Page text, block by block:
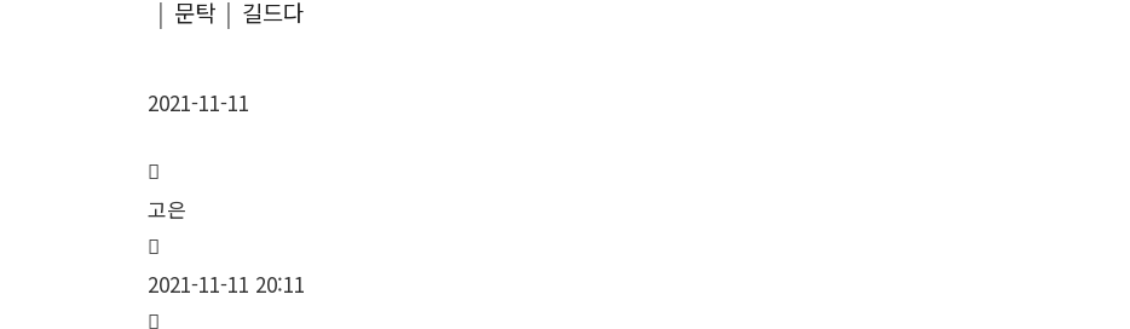
| 문탁 | 길드다
2021-11-11
고은
2021-11-11 20:11